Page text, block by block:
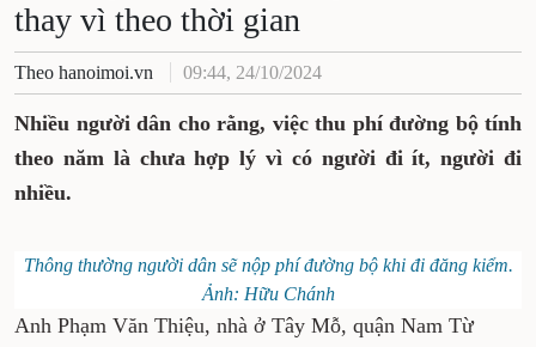
thay vì theo thời gian
Theo hanoimoi.vn 09:44, 24/10/2024
Nhiều người dân cho rằng, việc thu phí đường bộ tính
theo năm là chưa hợp lý vì có người đi ít, người đi
nhiều.
Thông thường người dân sẽ nộp phí đường bộ khi đi đăng kiểm.
Ảnh: Hữu Chánh
Anh Phạm Văn Thiệu, nhà ở Tây Mỗ, quận Nam Từ